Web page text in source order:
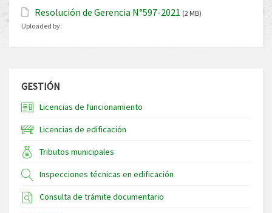
Resolución de Gerencia N°597-2021 (2 MB)
Uploaded by:
GESTIÓN
Licencias de funcionamiento
Licencias de edificación
Tributos municipales
Inspecciones técnicas en edificación
Consulta de trámite documentario